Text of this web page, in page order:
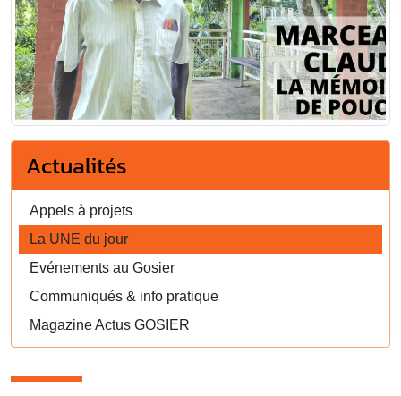
Actualités
Appels à projets
La UNE du jour
Evénements au Gosier
Communiqués & info pratique
Magazine Actus GOSIER